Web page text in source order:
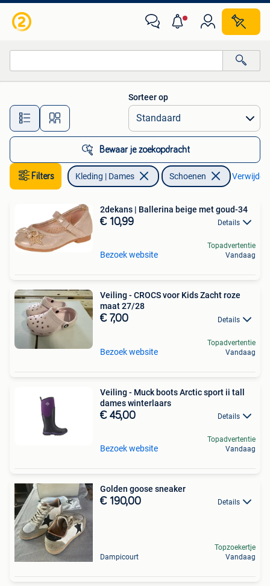
Alle afstanden…
Sorteer op
Bewaar je zoekopdracht
Filters Kleding | Dames Schoenen Verwijder
2dekans | Ballerina beige met goud-34
€ 10,99 Details
Bezoek website
Topadvertentie
Vandaag
Veiling - CROCS voor Kids Zacht roze
maat 27/28
€ 7,00 Details
Bezoek website
Topadvertentie
Vandaag
Veiling - Muck boots Arctic sport ii tall
dames winterlaars
€ 45,00 Details
Bezoek website
Topadvertentie
Vandaag
Golden goose sneaker
€ 190,00 Details
Dampicourt
Topzoekertje
Vandaag